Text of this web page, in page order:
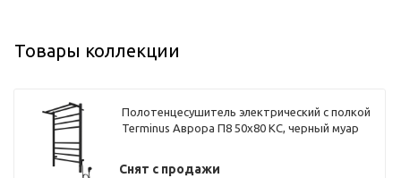
Товары коллекции
Полотенцесушитель электрический с полкой
Terminus Аврора П8 50х80 КС, черный муар
Снят с продажи